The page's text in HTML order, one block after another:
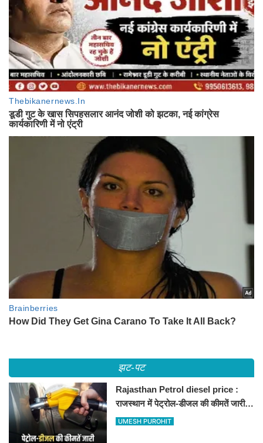
झट-पट
Rajasthan Petrol diesel price :
राजस्थान में पेट्रोल-डीजल की कीमतें जारी,
जानिए बीकानेर समेत पुरे प्रदेश में नए रेट
UMESH PUROHIT